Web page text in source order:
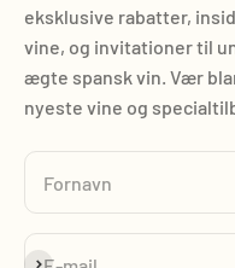
eksklusive rabatter,
vine, og invitationer til
ægte spansk vin. Vær
nyeste vine og
Fornavn